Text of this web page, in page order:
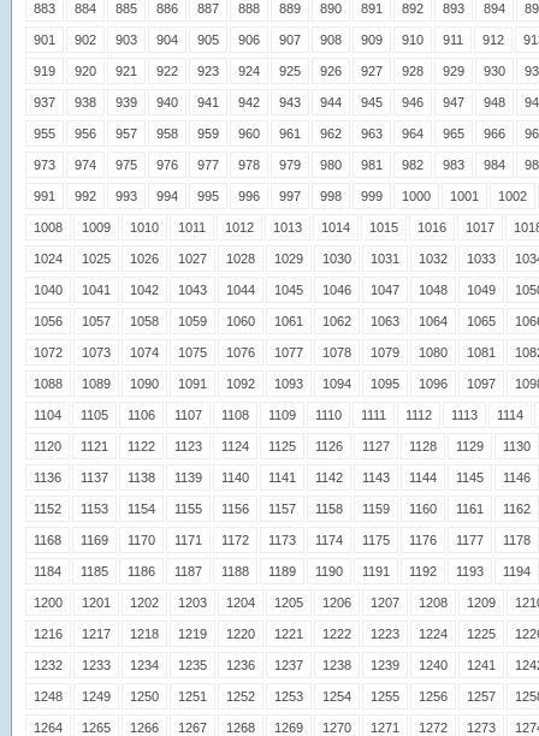
883 884 885 886 887 888 889 890 891 892 893 894
901 902 903 904 905 906 907 908 909 910 911 912
919 920 921 922 923 924 925 926 927 928 929 930
937 938 939 940 941 942 943 944 945 946 947 948
955 956 957 958 959 960 961 962 963 964 965 966
973 974 975 976 977 978 979 980 981 982 983 984
991 992 993 994 995 996 997 998 999 1000 1001 1002
1008 1009 1010 1011 1012 1013 1014 1015 1016 1017
1024 1025 1026 1027 1028 1029 1030 1031 1032 1033
1040 1041 1042 1043 1044 1045 1046 1047 1048 1049
1056 1057 1058 1059 1060 1061 1062 1063 1064 1065
1072 1073 1074 1075 1076 1077 1078 1079 1080 1081
1088 1089 1090 1091 1092 1093 1094 1095 1096 1097
1104 1105 1106 1107 1108 1109 1110 1111 1112 1113 1114
1120 1121 1122 1123 1124 1125 1126 1127 1128 1129 1130
1136 1137 1138 1139 1140 1141 1142 1143 1144 1145 1146
1152 1153 1154 1155 1156 1157 1158 1159 1160 1161 1162
1168 1169 1170 1171 1172 1173 1174 1175 1176 1177 1178
1184 1185 1186 1187 1188 1189 1190 1191 1192 1193 1194
1200 1201 1202 1203 1204 1205 1206 1207 1208 1209
1216 1217 1218 1219 1220 1221 1222 1223 1224 1225
1232 1233 1234 1235 1236 1237 1238 1239 1240 1241
1248 1249 1250 1251 1252 1253 1254 1255 1256 1257
1264 1265 1266 1267 1268 1269 1270 1271 1272 1273